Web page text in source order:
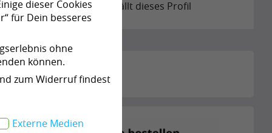
dieser Cookies
für Dein besseres
ohne
können.
zum Widerruf findest
Externe Medien
0 Personen gefällt dieses Profil